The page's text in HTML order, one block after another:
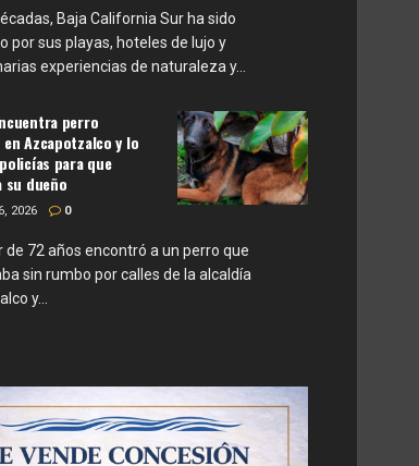
Baja California Sur ha sido
por sus playas, hoteles de lujo y
experiencias de naturaleza y...
perro
Azcapotzalco y lo
para que
su dueño
2026 0
de 72 años encontró a un perro que
sin rumbo por calles de la alcaldía
y...